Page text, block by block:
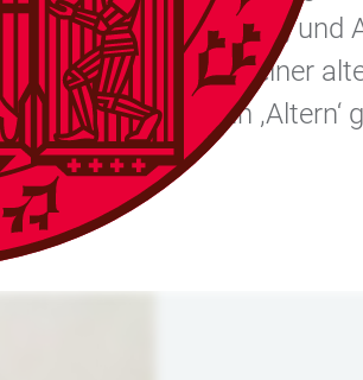
Vielfalt, Gleichstellung
auf die Zukunft einer
Thema „Wie kann